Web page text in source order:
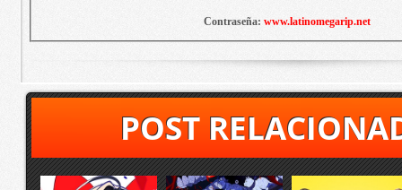
Contraseña: www.latinomegarip.net
POST